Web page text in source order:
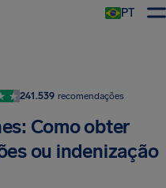
PT
241.539 recomendações
Como obter
ou indenização